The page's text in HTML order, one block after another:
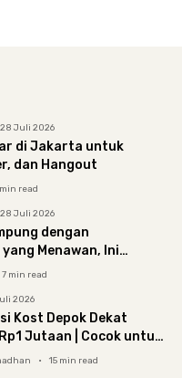
28 Juli 2026
di Jakarta untuk
dan Hangout
min read
28 Juli 2026
dengan
Menawan, Ini
7 min read
2026
Kost Depok Dekat
Jutaan | Cocok untuk
Kuliahmu!
• 15 min read